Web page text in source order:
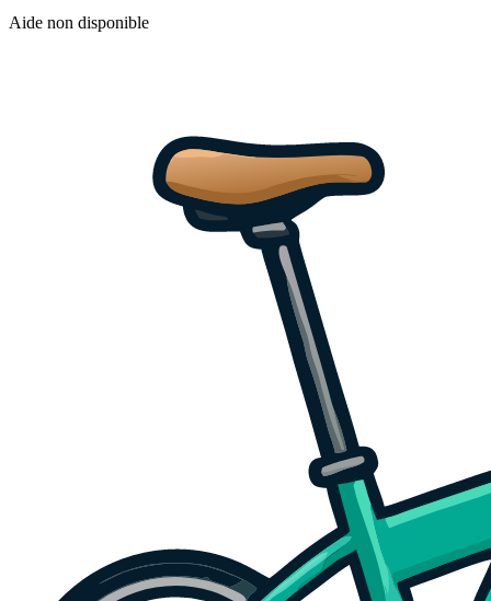
Aide non disponible